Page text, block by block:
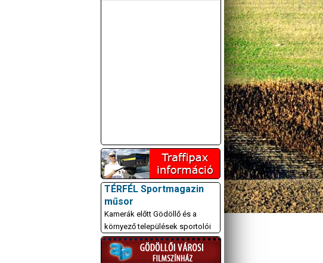
TÉRFÉL Sportmagazin
műsor
Kamerák előtt Gödöllő és a
környező települések sportolói